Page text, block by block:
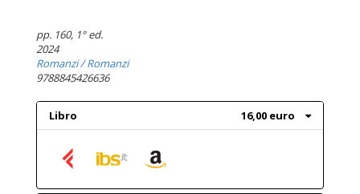
pp. 160, 1° ed.
2024
Romanzi/ Romanzi
9788845426636
Libro 16,00 euro